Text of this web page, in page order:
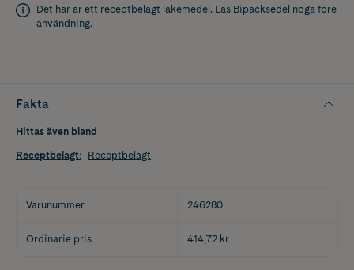
Det här är ett receptbelagt läkemedel. Läs Bipacksedel noga före
användning.
Fakta
Hittas även bland
Receptbelagt: Receptbelagt
Varunummer 246280
Ordinarie pris 414,72 kr